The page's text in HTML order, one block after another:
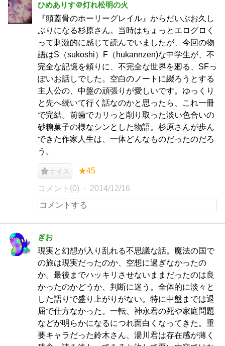
ひめありす＠灯れ松明の火
『頭蓋骨のホーリーグレイル』からだいぶお久し
ぶりになる杉原さん。当時はちょっとエログロく
って刺激的に感じて読んでいましたが、今回の物
語はS（sukoshi）F（hukannzen)な中学生が、不
完全な記憶を頼りに、不完全な世界を廻る、SFっ
ぽいお話しでした。空白のノートに綴ろうとする
主人公の、中盤の頑張りが愛しいです。ゆっくり
と先へ続いて行く話なのかと思ったら、これ一冊
で完結。前歯でカリっと削り取った淡い色合いの
砂糖菓子の様なシンとした物語。杉原さんが歩ん
できた作家人生は、一体どんなものだったのだろ
う。
ナイス ★45
コメント(0) 2014/12/16
ぎお
現実と幻想が入り乱れる不思議な話。魔法の国で
の旅は現実だったのか、空想に過ぎなかったの
か。最後までハッキリさせないままだったのは良
かったのかどうか、判断に迷う。全体的に淡々と
した語りで盛り上がりがない。特に中盤までは退
屈で仕方なかった。一転、神永君の死や家庭問題
などが明らかになるにつれ面白くなってきた。重
要キャラだった鈴木さん、湯川君は存在感が薄く